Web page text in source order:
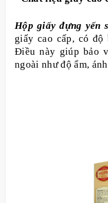
Hộp giấy đựng yến
giấy cao cấp, có độ
Điều này giúp bảo
ngoài như độ ẩm,